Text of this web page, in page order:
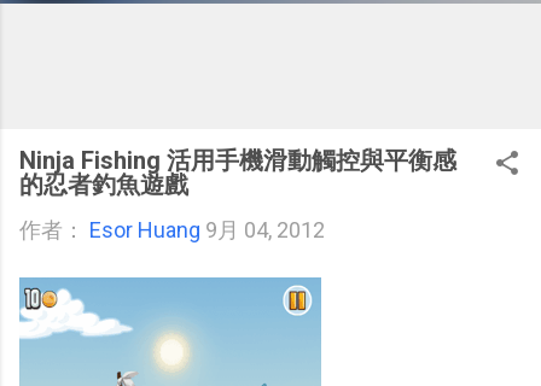
Ninja Fishing 活用手機滑動觸控與平衡感
的忍者釣魚遊戲
作者： Esor Huang 9月 04, 2012